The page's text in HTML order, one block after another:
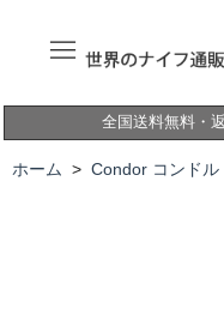
全国送料無料・
ホーム > Condor コンドル